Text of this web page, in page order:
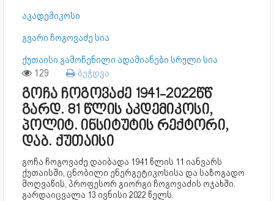
აკადემიკოსი
გვარი ჩოგოვაძე სია
ქუთაისი გამოჩენილი ადამიანები სრული სია
129 ბეჭდვა
გოჩა ჩოგოვაძე 1941-2022წწ
გარდ. 81 წლის აკდემიკოსი,
პოლიტ. ინსიტუტის რექტორი,
დაბ. ქუთაისი
გოჩა ჩოგოვაძე დაიბადა 1941 წლის 11 იანვარს
ქუთაისში, ცნობილი ენერგეტიკოსისა და საზოგადო
მოღვაწის, პროფესორ გიორგი ჩოგოვაძის ოჯახში.
გარდაიცვალა 13 ივნისი 2022 წელს.